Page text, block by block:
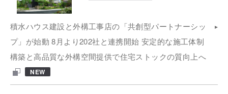
積水ハウス建設と外構工事店の「共創型パートナーシッ
プ」が始動 8月より202社と連携開始 安定的な施工体制
構築と高品質な外構空間提供で住宅ストックの質向上へ
NEW